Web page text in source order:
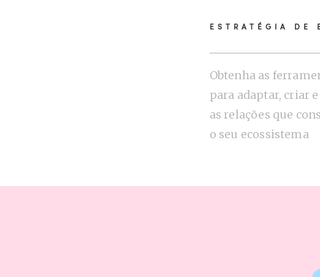
ESTRATÉGIA DE
Obtenha as
para adaptar, criar
as relações que
o seu ecossistema